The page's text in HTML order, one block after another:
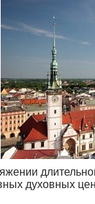
духовных